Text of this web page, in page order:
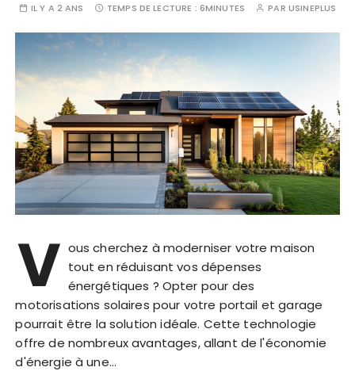
IL Y A 2 ANS TEMPS DE LECTURE : 6MINUTES PAR USINEPLUS
V ous cherchez à moderniser votre maison
tout en réduisant vos dépenses
énergétiques ? Opter pour des
motorisations solaires pour votre portail et garage
pourrait être la solution idéale. Cette technologie
offre de nombreux avantages, allant de l'économie
d'énergie à une…